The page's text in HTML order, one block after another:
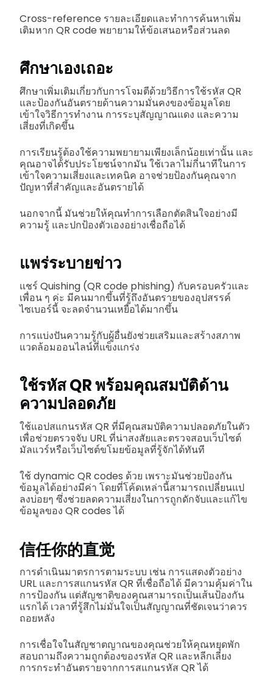
Cross-reference รายละเอียดและทำการค้นหาเพิ่ม
เติมหาก QR code พยายามให้ข้อเสนอหรือส่วนลด
ศึกษาเองเถอะ
ศึกษาเพิ่มเติมเกี่ยวกับการโจมตีด้วยวิธีการใช้รหัส QR
และป้องกันอันตรายด้านความมั่นคงของข้อมูลโดย
เข้าใจวิธีการทำงาน การระบุสัญญาณแดง และความ
เสี่ยงที่เกิดขึ้น
การเรียนรู้ต้องใช้ความพยายามเพียงเล็กน้อยเท่านั้น และ
คุณอาจได้รับประโยชน์จากมัน ใช้เวลาไม่กี่นาทีในการ
เข้าใจความเสี่ยงและเทคนิค อาจช่วยป้องกันคุณจาก
ปัญหาที่สำคัญและอันตรายได้
นอกจากนี้ มันช่วยให้คุณทำการเลือกตัดสินใจอย่างมี
ความรู้ และปกป้องตัวเองอย่างเชื่อถือได้
แพร่ระบายข่าว
แชร์ Quishing (QR code phishing) กับครอบครัวและ
เพื่อน ๆ ค่ะ มีคนมากขึ้นที่รู้ถึงอันตรายของอุปสรรค์
ไซเบอร์นี้ จะลดจำนวนเหยื่อได้มากขึ้น
การแบ่งปันความรู้กับผู้อื่นยังช่วยเสริมและสร้างสภาพ
แวดล้อมออนไลน์ที่แข็งแกร่ง
ใช้รหัส QR พร้อมคุณสมบัติด้าน
ความปลอดภัย
ใช้แอปสแกนรหัส QR ที่มีคุณสมบัติความปลอดภัยในตัว
เพื่อช่วยตรวจจับ URL ที่น่าสงสัยและตรวจสอบเว็บไซต์
มัลแวร์หรือเว็บไซต์ขโมยข้อมูลที่รู้จักได้ทันที
ใช้ dynamic QR codes ด้วย เพราะมันช่วยป้องกัน
ข้อมูลได้อย่างมีค่า โดยที่โค้ดเหล่านี้สามารถเปลี่ยนแป
ลงบ่อยๆ ซึ่งช่วยลดความเสี่ยงในการถูกดักจับและแก้ไข
ข้อมูลของ QR codes ได้
信任你的直觉
การดำเนินมาตรการตามระบบ เช่น การแสดงตัวอย่าง
URL และการสแกนรหัส QR ที่เชื่อถือได้ มีความคุ้มค่าใน
การป้องกัน แต่สัญชาติของคุณสามารถเป็นเส้นป้องกัน
แรกได้ เวลาที่รู้สึกไม่มั่นใจเป็นสัญญาณที่ชัดเจนว่าควร
ถอยหลัง
การเชื่อใจในสัญชาตญาณของคุณช่วยให้คุณหยุดพัก
สอบถามถึงความถูกต้องของรหัส QR และหลีกเลี่ยง
การกระทำอันตรายจากการสแกนรหัส QR ได้